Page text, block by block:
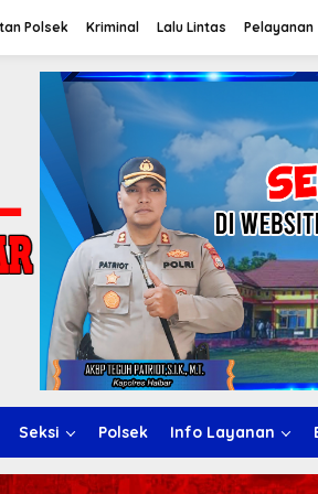
Polsek Kriminal Lalu Lintas Pelayanan
Seksi Polsek Info Layanan